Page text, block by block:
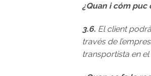
¿Quan i cóm puc
3.6. El client
través de
transportista en